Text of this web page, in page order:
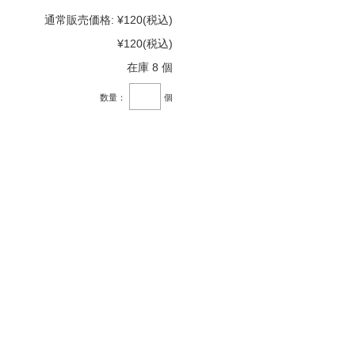
通常販売価格: ¥120(税込)
¥120(税込)
在庫 8 個
数量： 個